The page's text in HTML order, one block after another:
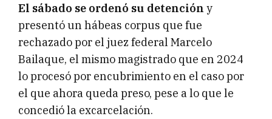
El sábado se ordenó su detención y
presentó un hábeas corpus que fue
rechazado por el juez federal Marcelo
Bailaque, el mismo magistrado que en 2024
lo procesó por encubrimiento en el caso por
el que ahora queda preso, pese a lo que le
concedió la excarcelación.